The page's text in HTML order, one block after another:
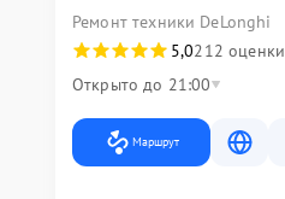
Ремонт техники DeLonghi
5,0212 оценки
Открыто до 21:00
Маршрут